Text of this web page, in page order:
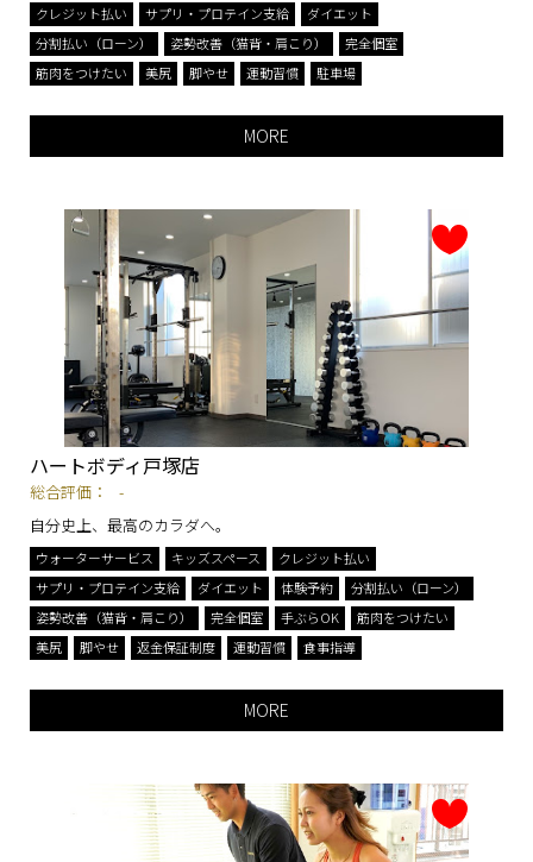
クレジット払い サプリ・プロテイン支給
ダイエット
分割払い（ローン）
姿勢改善（猫背・肩こり）
完全個室
筋肉をつけたい
美尻 脚やせ 運動習慣 駐車場
MORE
ハートボディ戸塚店
総合評価：
-
自分史上、最高のカラダへ。
ウォーターサービス キッズスペース
クレジット払い
サプリ・プロテイン支給
ダイエット 体験予約
分割払い（ローン）
姿勢改善（猫背・肩こり）
完全個室 手ぶらOK
筋肉をつけたい
美尻
脚やせ 返金保証制度 運動習慣 食事指導
MORE